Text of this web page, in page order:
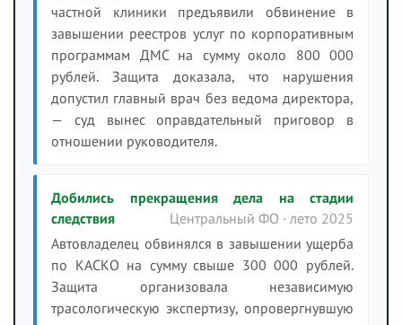
частной клиники предъявили обвинение в
завышении реестров услуг по корпоративным
программам ДМС на сумму около 800 000
рублей. Защита доказала, что нарушения
допустил главный врач без ведома директора,
— суд вынес оправдательный приговор в
отношении руководителя.
Добились прекращения дела на стадии
следствия
Центральный ФО · лето 2025
Автовладелец обвинялся в завышении ущерба
по КАСКО на сумму свыше 300 000 рублей.
Защита организовала независимую
трасологическую экспертизу, опровергнувшую